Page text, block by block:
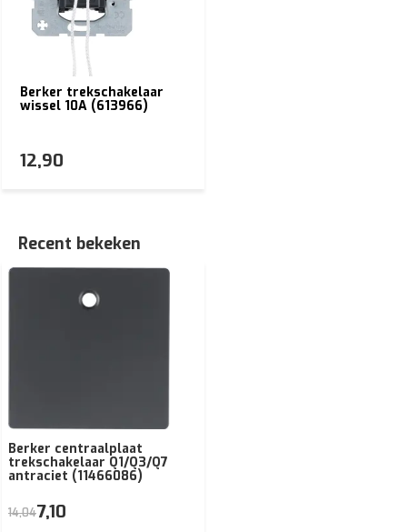
Berker trekschakelaar
wissel 10A (613966)
12,90
Recent bekeken
Berker centraalplaat
trekschakelaar Q1/Q3/Q7
antraciet (11466086)
14,047,10